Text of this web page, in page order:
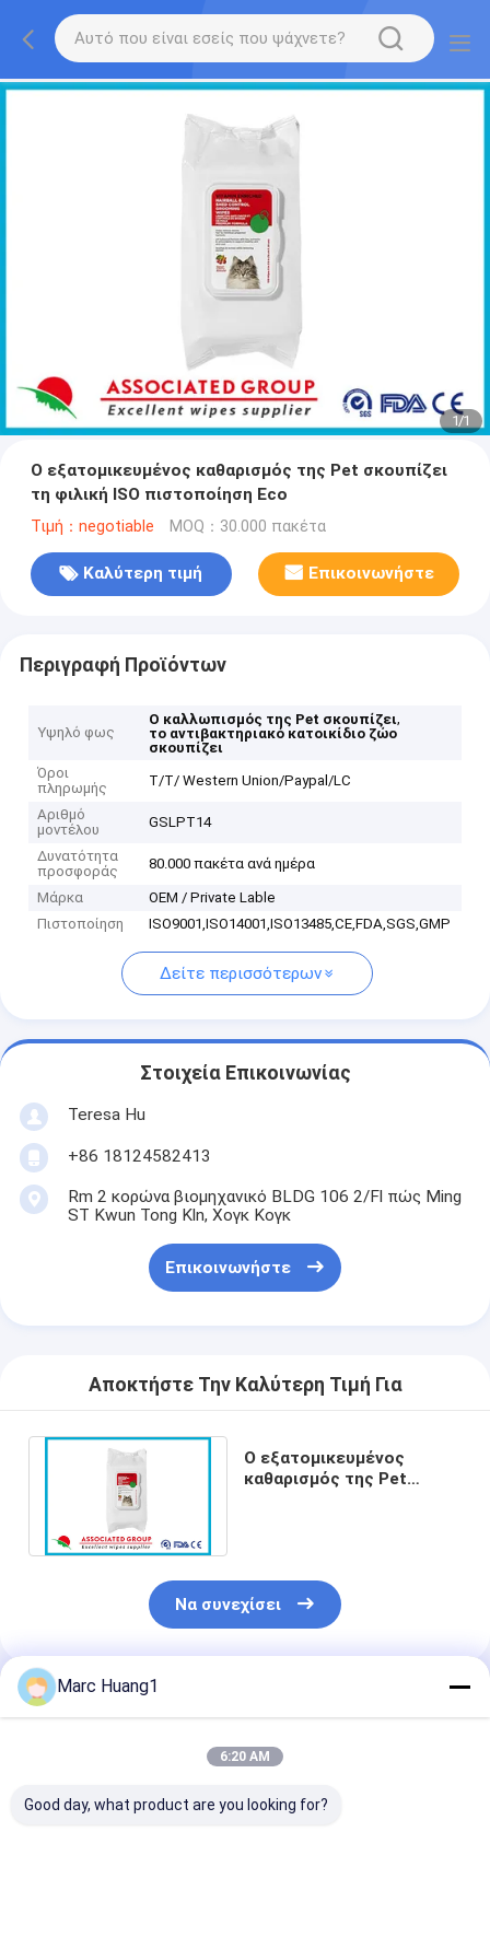
1/1
Ο εξατομικευμένος καθαρισμός της Pet σκουπίζει
τη φιλική ISO πιστοποίηση Eco
Τιμή：negotiable MOQ：30.000 πακέτα
Καλύτερη τιμή Επικοινωνήστε
Περιγραφή Προϊόντων
Υψηλό φως
Ο καλλωπισμός της Pet σκουπίζει,
το αντιβακτηριακό κατοικίδιο ζώο
σκουπίζει
Όροι
πληρωμής
T/T/ Western Union/Paypal/LC
Αριθμό
μοντέλου
GSLPT14
Δυνατότητα
προσφοράς
80.000 πακέτα ανά ημέρα
Μάρκα
OEM / Private Lable
Πιστοποίηση
ISO9001,ISO14001,ISO13485,CE,FDA,SGS,GMP
Δείτε περισσότερων
Στοιχεία Επικοινωνίας
Teresa Hu
+86 18124582413
Rm 2 κορώνα βιομηχανικό BLDG 106 2/Fl πώς Ming
ST Kwun Tong Kln, Χογκ Κογκ
Επικοινωνήστε
Αποκτήστε Την Καλύτερη Τιμή Για
Ο εξατομικευμένος
καθαρισμός της Pet
Να συνεχίσει
Συνιστώμενα Προϊόντα
Marc Huang1
6:20 AM
Good day, what product are you looking for?